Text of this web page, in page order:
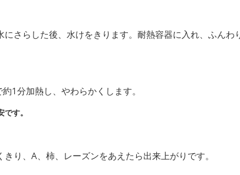
にさらした後、水けをきります。耐熱容器に入れ、ふんわ
1分加熱し、やわらかくします。
す。
り、A、柿、レーズンをあえたら出来上がりです。